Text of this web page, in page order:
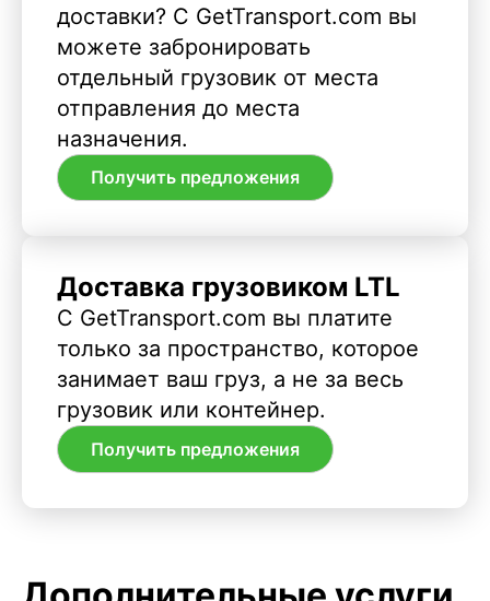
доставки? С GetTransport.com вы
можете забронировать
отдельный грузовик от места
отправления до места
назначения.
Получить предложения
Доставка грузовиком LTL
С GetTransport.com вы платите
только за пространство, которое
занимает ваш груз, а не за весь
грузовик или контейнер.
Получить предложения